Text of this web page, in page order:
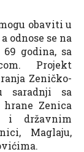
obaviti u
odnose se na
godina, sa
Projekt
Zeničko-
saradnji sa
Zenica
i državnim
Maglaju,